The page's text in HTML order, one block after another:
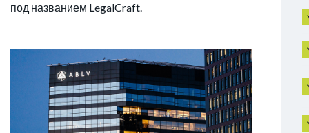
под названием LegalCraft.